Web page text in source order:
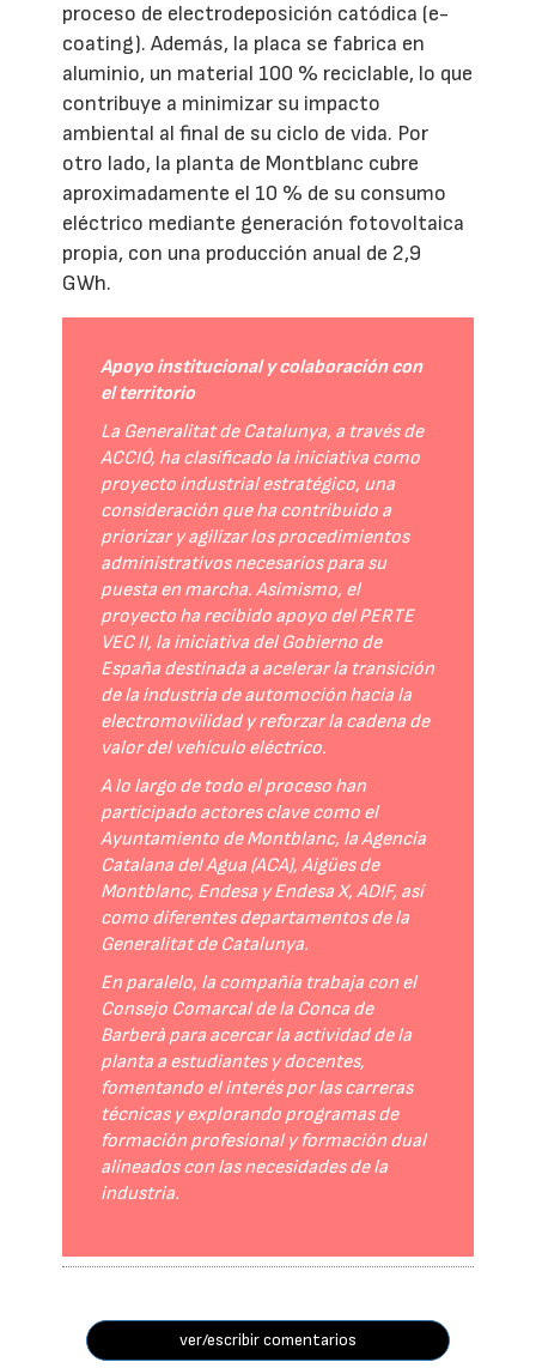
proceso de electrodeposición catódica (e-
coating). Además, la placa se fabrica en
aluminio, un material 100 % reciclable, lo que
contribuye a minimizar su impacto
ambiental al final de su ciclo de vida. Por
otro lado, la planta de Montblanc cubre
aproximadamente el 10 % de su consumo
eléctrico mediante generación fotovoltaica
propia, con una producción anual de 2,9
GWh.
Apoyo institucional y colaboración con
el territorio
La Generalitat de Catalunya, a través de
ACCIÓ, ha clasificado la iniciativa como
proyecto industrial estratégico, una
consideración que ha contribuido a
priorizar y agilizar los procedimientos
administrativos necesarios para su
puesta en marcha. Asimismo, el
proyecto ha recibido apoyo del PERTE
VEC II, la iniciativa del Gobierno de
España destinada a acelerar la transición
de la industria de automoción hacia la
electromovilidad y reforzar la cadena de
valor del vehículo eléctrico.
A lo largo de todo el proceso han
participado actores clave como el
Ayuntamiento de Montblanc, la Agencia
Catalana del Agua (ACA), Aigües de
Montblanc, Endesa y Endesa X, ADIF, así
como diferentes departamentos de la
Generalitat de Catalunya.
En paralelo, la compañía trabaja con el
Consejo Comarcal de la Conca de
Barberà para acercar la actividad de la
planta a estudiantes y docentes,
fomentando el interés por las carreras
técnicas y explorando programas de
formación profesional y formación dual
alineados con las necesidades de la
industria.
ver/escribir comentarios